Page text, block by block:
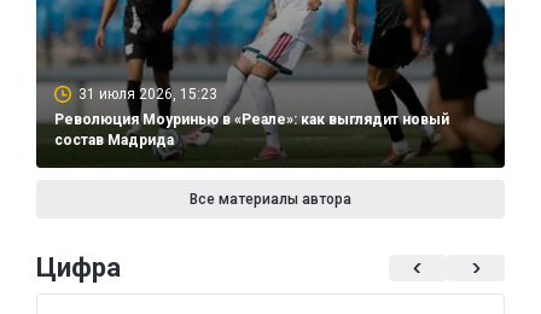
31 июля 2026, 15:23
Революция Моуринью в «Реале»: как выглядит новый
состав Мадрида
Все материалы автора
Цифра